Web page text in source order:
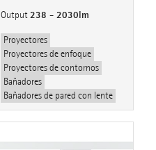
Output238 - 2030lm
Proyectores
Proyectores de enfoque
Proyectores de contornos
Bañadores
Bañadores de pared con lente